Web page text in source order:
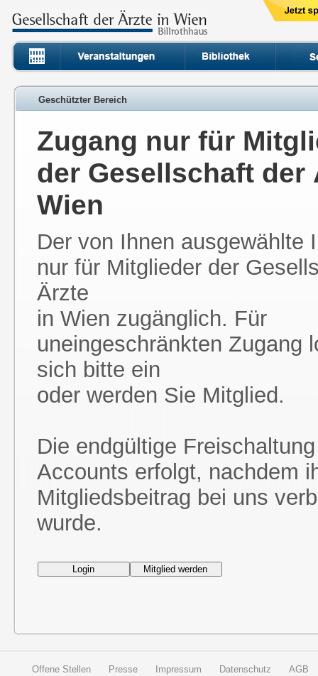
Geschützter Bereich
Zugang nur für
der Gesellschaft der
Wien
Der von Ihnen ausgewählte
nur für Mitglieder der
Ärzte
in Wien zugänglich. Für
uneingeschränkten Zugang
sich bitte ein
oder werden Sie Mitglied.
Die endgültige
Accounts erfolgt, nachdem
Mitgliedsbeitrag bei uns
wurde.
Offene Stellen Presse Impressum Datenschutz AGB